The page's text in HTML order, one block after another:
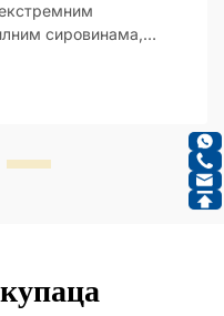
сировинама,